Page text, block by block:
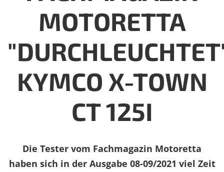
MOTORETTA
KYMCO X-TOWN
CT 125I
Die Tester vom Fachmagazin Motoretta
haben sich in der Ausgabe 08-09/2021 viel Zeit
zur Übersicht